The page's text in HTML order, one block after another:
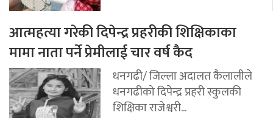
आत्महत्या गरेकी दिपेन्द्र प्रहरीकी शिक्षिकाका
मामा नाता पर्ने प्रेमीलाई चार वर्ष कैद
धनगढी/ जिल्ला अदालत कैलालीले
धनगढीको दिपेन्द्र प्रहरी स्कुलकी
शिक्षिका राजेश्वरी...